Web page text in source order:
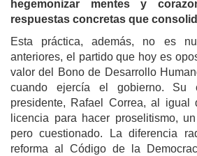
hegemonizar mentes y
respuestas concretas que
Esta práctica, además, no es
anteriores, el partido que hoy es
valor del Bono de Desarrollo
cuando ejercía el gobierno. Su
presidente, Rafael Correa, al igual
licencia para hacer proselitismo,
pero cuestionado. La diferencia
reforma al Código de la